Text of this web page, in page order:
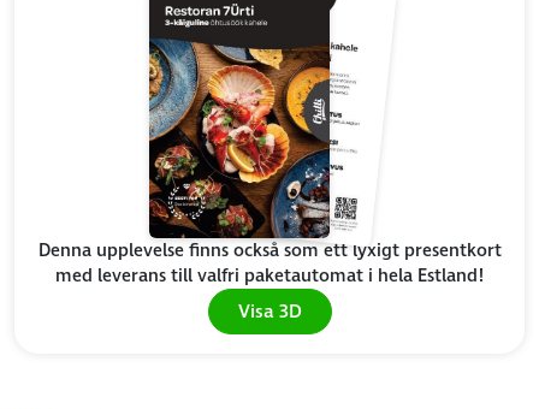
Denna upplevelse finns också som ett lyxigt presentkort
med leverans till valfri paketautomat i hela Estland!
Visa 3D